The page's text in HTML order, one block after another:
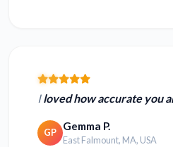
Iloved how accurate you
GP Gemma P.
East Falmount, MA, USA